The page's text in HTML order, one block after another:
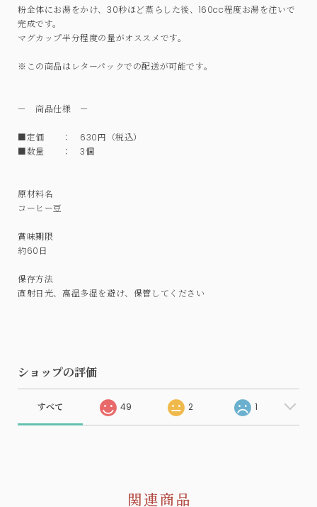
粉全体にお湯をかけ、30秒ほど蒸らした後、160cc程度お湯を注いで
完成です。
マグカップ半分程度の量がオススメです。
※この商品はレターパックでの配送が可能です。
－ 商品仕様 －
■定価 ： 630円（税込）
■数量 ： 3個
原材料名
コーヒー豆
賞味期限
約60日
保存方法
直射日光、高温多湿を避け、保管してください
ショップの評価
すべて 49 2 1
関連商品